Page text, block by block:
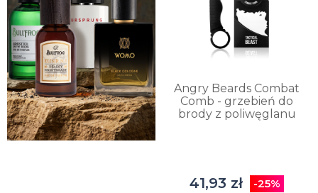
Angry Beards Combat
Comb - grzebień do
brody z poliwęglanu
41,93 zł -25%